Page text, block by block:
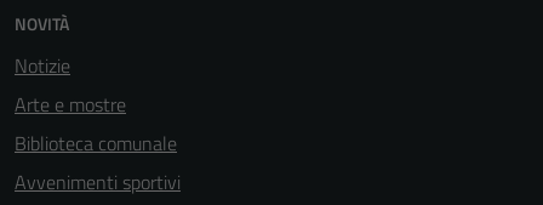
NOVITÀ
Notizie
Arte e mostre
Biblioteca comunale
Avvenimenti sportivi